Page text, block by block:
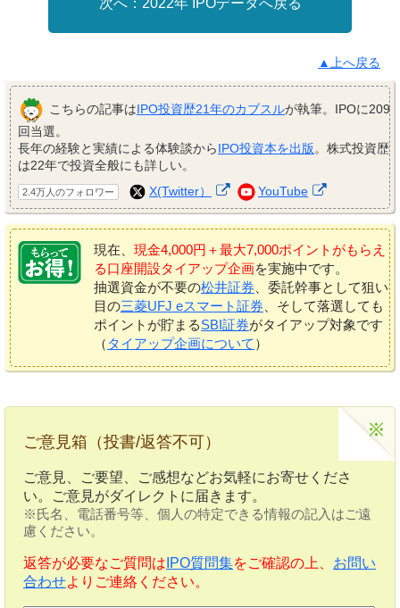
2022年 IPOデータへ戻る
▲上へ戻る
こちらの記事はIPO投資歴21年のカブスルが執筆。IPOに209
回当選。
長年の経験と実績による体験談からIPO投資本を出版。株式投資歴
は22年で投資全般にも詳しい。
2.4万人のフォロワー X(Twitter） YouTube
現在、 現金4,000円＋最大7,000ポイントがもらえ
る口座開設タイアップ企画を実施中です。
抽選資金が不要の松井証券、委託幹事として狙い
目の三菱UFJ eスマート証券、そして落選しても
ポイントが貯まるSBI証券がタイアップ対象です
（ タイアップ企画について ）
ご意見箱（投書/返答不可）
ご意見、ご要望、ご感想などお気軽にお寄せくださ
い。ご意見がダイレクトに届きます。
※氏名、電話番号等、個人の特定できる情報の記入はご遠
慮ください。
返答が必要なご質問は IPO質問集をご確認の上、 お問い
合わせよりご連絡ください。